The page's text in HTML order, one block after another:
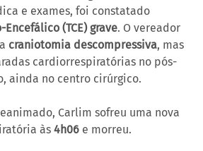
e exames, foi constatado
(TCE) grave. O vereador
craniotomia descompressiva, mas
cardiorrespiratórias no pós-
ainda no centro cirúrgico.
Carlim sofreu uma nova
às 4h06 e morreu.